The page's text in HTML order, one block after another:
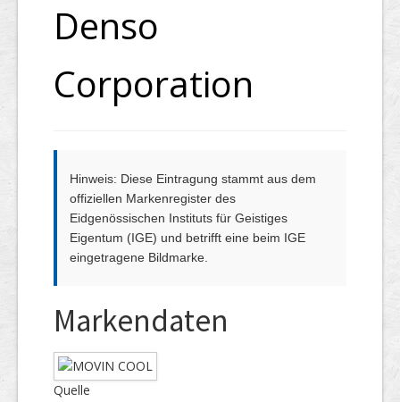
Preise
Rechtliche Infos
Denso
Corporation
Hinweis: Diese Eintragung stammt aus dem
offiziellen Markenregister des
Eidgenössischen Instituts für Geistiges
Eigentum (IGE) und betrifft eine beim IGE
eingetragene Bildmarke.
Markendaten
Quelle